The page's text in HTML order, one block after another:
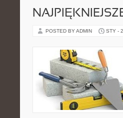
POSTED BY ADMIN STY -